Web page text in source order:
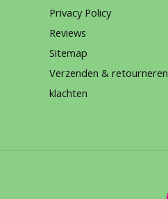
Privacy Policy
Reviews
Sitemap
Verzenden & retourneren
klachten